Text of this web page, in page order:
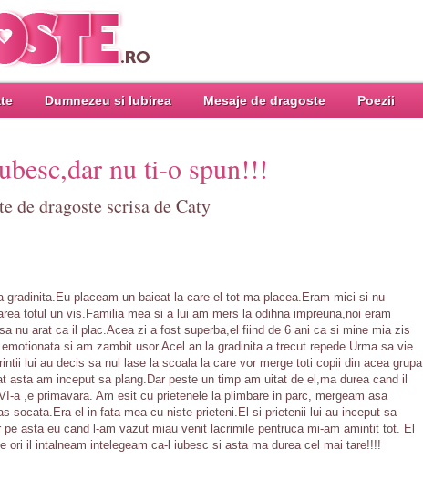
Dumnezeu si Iubirea Mesaje de dragoste Poezii
nu ti-o spun!!!
de dragoste scrisa de Caty
gradinita.Eu placeam un baieat la care el tot ma placea.Eram mici si nu
totul un vis.Familia mea si a lui am mers la odihna impreuna,noi eram
nu arat ca il plac.Acea zi a fost superba,el fiind de 6 ani ca si mine mia zis
si am zambit usor.Acel an la gradinita a trecut repede.Urma sa vie
lui au decis sa nul lase la scoala la care vor merge toti copii din acea grupa
asta am inceput sa plang.Dar peste un timp am uitat de el,ma durea cand il
a ,e primavara. Am esit cu prietenele la plimbare in parc, mergeam asa
socata.Era el in fata mea cu niste prieteni.El si prietenii lui au inceput sa
asta eu cand l-am vazut miau venit lacrimile pentruca mi-am amintit tot. El
ori il intalneam intelegeam ca-l iubesc si asta ma durea cel mai tare!!!!